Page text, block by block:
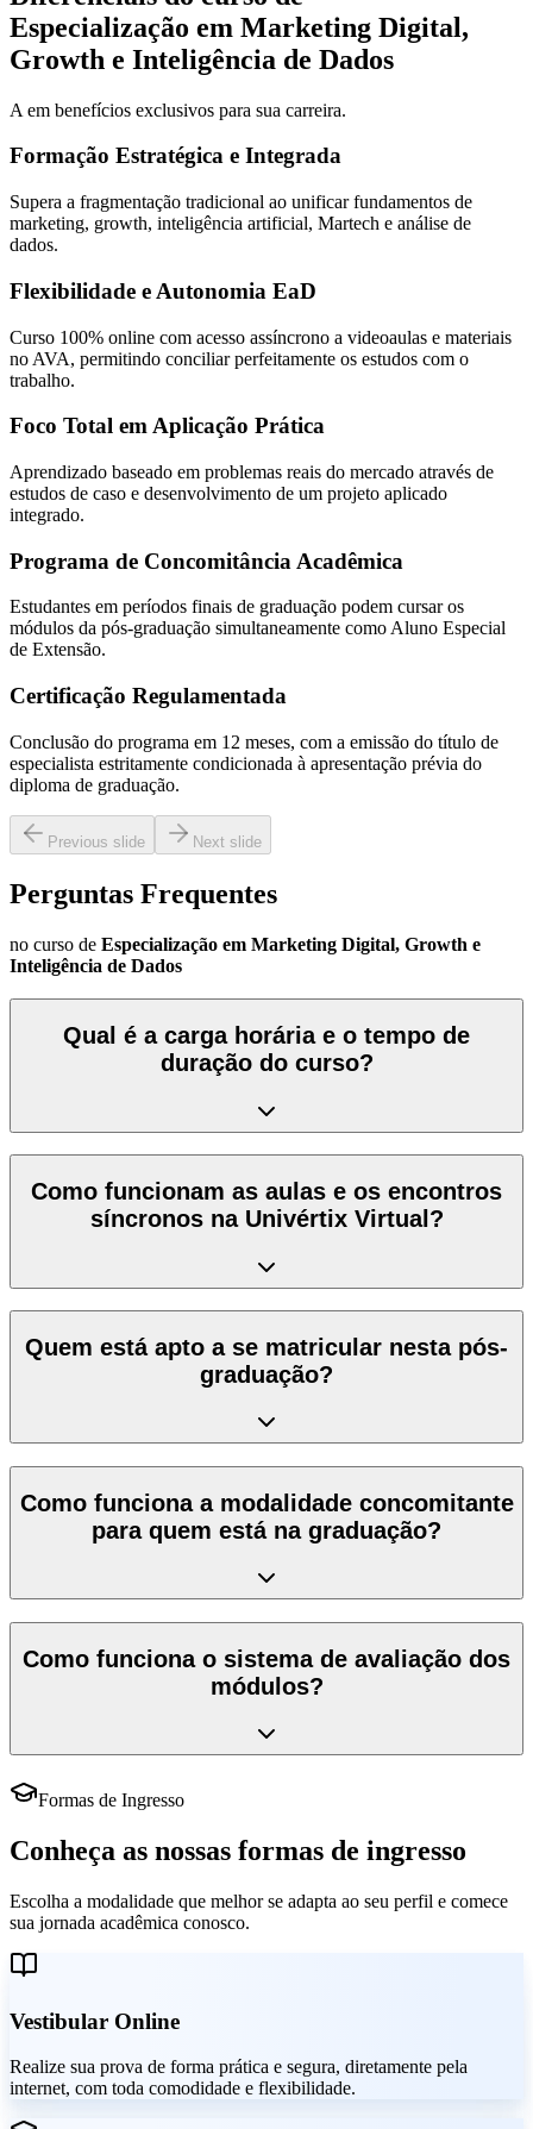
Especialização em Marketing Digital,
Growth e Inteligência de Dados
A em benefícios exclusivos para sua carreira.
Formação Estratégica e Integrada
Supera a fragmentação tradicional ao unificar fundamentos de
marketing, growth, inteligência artificial, Martech e análise de
dados.
Flexibilidade e Autonomia EaD
Curso 100% online com acesso assíncrono a videoaulas e materiais
no AVA, permitindo conciliar perfeitamente os estudos com o
trabalho.
Foco Total em Aplicação Prática
Aprendizado baseado em problemas reais do mercado através de
estudos de caso e desenvolvimento de um projeto aplicado
integrado.
Programa de Concomitância Acadêmica
Estudantes em períodos finais de graduação podem cursar os
módulos da pós-graduação simultaneamente como Aluno Especial
de Extensão.
Certificação Regulamentada
Conclusão do programa em 12 meses, com a emissão do título de
especialista estritamente condicionada à apresentação prévia do
diploma de graduação.
Previous slide Next slide
Perguntas Frequentes
no curso de Especialização em Marketing Digital, Growth e
Inteligência de Dados
Qual é a carga horária e o tempo de
duração do curso?
Como funcionam as aulas e os encontros
síncronos na Univértix Virtual?
Quem está apto a se matricular nesta pós-
graduação?
Como funciona a modalidade concomitante
para quem está na graduação?
Como funciona o sistema de avaliação dos
módulos?
Formas de Ingresso
Conheça as nossas formas de ingresso
Escolha a modalidade que melhor se adapta ao seu perfil e comece
sua jornada acadêmica conosco.
Vestibular Online
Realize sua prova de forma prática e segura, diretamente pela
internet, com toda comodidade e flexibilidade.